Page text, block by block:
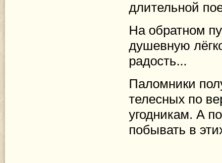
длительной
На обратном
душевную
радость...
Паломники
телесных по
угодникам. А
побывать в